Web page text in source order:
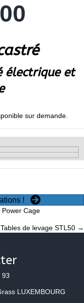
électrique et
sur demande.
!
Cage
de levage STL50 →
93
LUXEMBOURG